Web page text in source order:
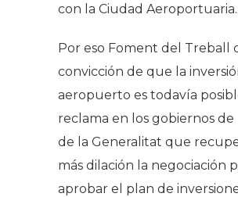
con la Ciudad Aeroportuaria.
Por eso Foment del Treball
convicción de que la
aeropuerto es todavía
reclama en los gobiernos de
de la Generalitat que
más dilación la negociación
aprobar el plan de